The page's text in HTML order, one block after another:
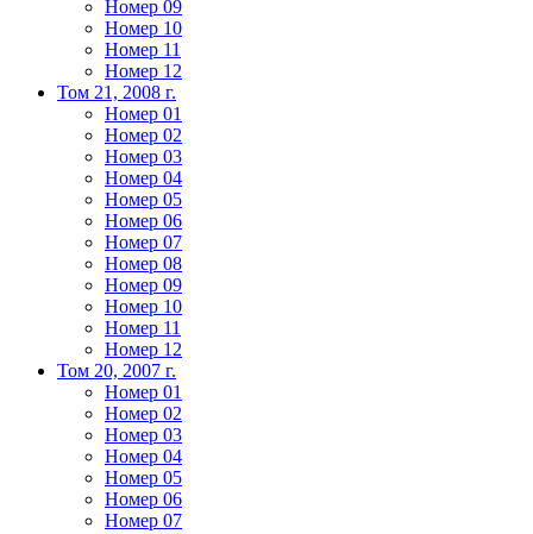
Номер 09
Номер 10
Номер 11
Номер 12
Том 21, 2008 г.
Номер 01
Номер 02
Номер 03
Номер 04
Номер 05
Номер 06
Номер 07
Номер 08
Номер 09
Номер 10
Номер 11
Номер 12
Том 20, 2007 г.
Номер 01
Номер 02
Номер 03
Номер 04
Номер 05
Номер 06
Номер 07